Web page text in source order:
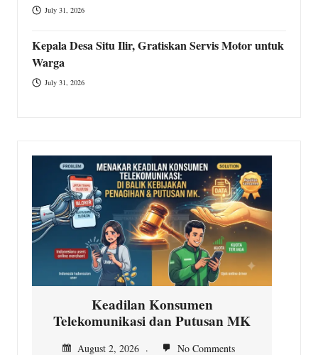
July 31, 2026
Kepala Desa Situ Ilir, Gratiskan Servis Motor untuk
Warga
July 31, 2026
Keadilan Konsumen
Telekomunikasi dan Putusan MK
August 2, 2026 No Comments